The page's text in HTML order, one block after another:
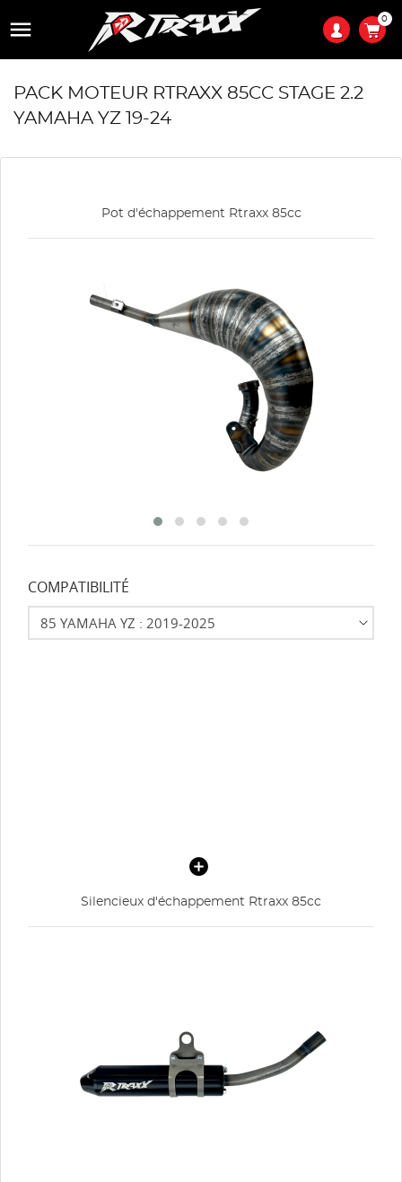
 0
PACK MOTEUR RTRAXX 85CC STAGE 2.2
YAMAHA YZ 19-24
Pot d'échappement Rtraxx 85cc
COMPATIBILITÉ
Silencieux d'échappement Rtraxx 85cc